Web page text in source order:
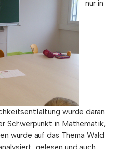
nur in
wurde daran
Schwerpunkt in Mathematik,
wurde auf das Thema Wald
gelesen und auch